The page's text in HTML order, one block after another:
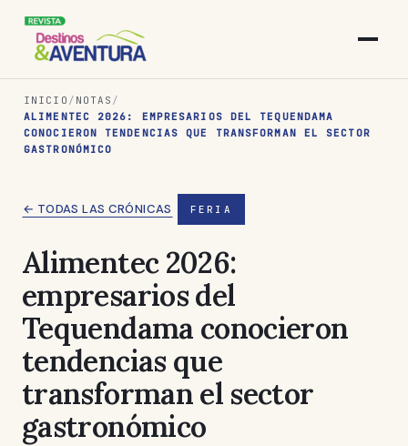
INICIO / NOTAS /
ALIMENTEC 2026: EMPRESARIOS DEL TEQUENDAMA
CONOCIERON TENDENCIAS QUE TRANSFORMAN EL SECTOR
GASTRONÓMICO
← TODAS LAS CRÓNICAS FERIA
Alimentec 2026:
empresarios del
Tequendama conocieron
tendencias que
transforman el sector
gastronómico